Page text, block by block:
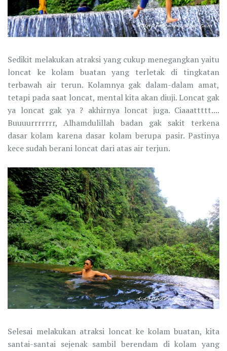
Sedikit melakukan atraksi yang cukup menegangkan yaitu
loncat ke kolam buatan yang terletak di tingkatan
terbawah air terun. Kolamnya gak dalam-dalam amat,
tetapi pada saat loncat, mental kita akan diuji. Loncat gak
ya loncat gak ya ? akhirnya loncat juga. Ciaaattttt....
Buuuurrrrrrr, Alhamdulillah badan gak sakit terkena
dasar kolam karena dasar kolam berupa pasir. Pastinya
kece sudah berani loncat dari atas air terjun.
Selesai melakukan atraksi loncat ke kolam buatan, kita
santai-santai sejenak sambil berendam di kolam yang